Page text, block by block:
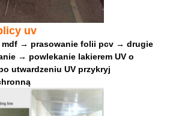
uv
mdf → prasowanie folii pcv → drugie
→ powlekanie lakierem UV o
utwardzeniu UV przykryj